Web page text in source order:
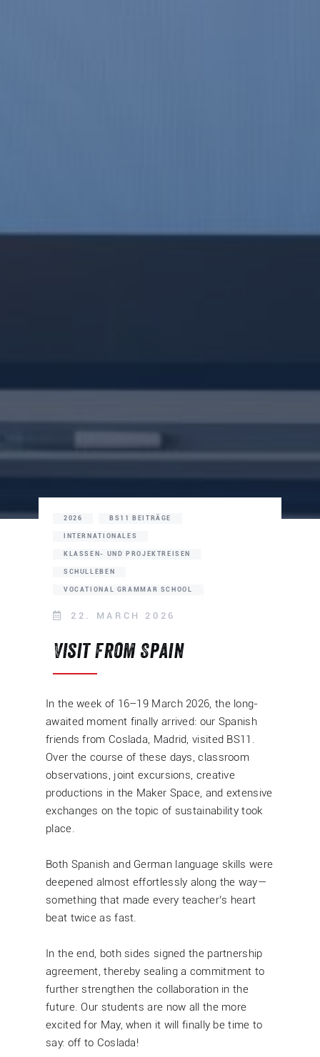
2026 BS11 BEITRÄGE
INTERNATIONALES
KLASSEN- UND PROJEKTREISEN
SCHULLEBEN
VOCATIONAL GRAMMAR SCHOOL
22. MARCH 2026
Visit from Spain
In the week of 16–19 March 2026, the long-
awaited moment finally arrived: our Spanish
friends from Coslada, Madrid, visited BS11.
Over the course of these days, classroom
observations, joint excursions, creative
productions in the Maker Space, and extensive
exchanges on the topic of sustainability took
place.
Both Spanish and German language skills were
deepened almost effortlessly along the way—
something that made every teacher’s heart
beat twice as fast.
In the end, both sides signed the partnership
agreement, thereby sealing a commitment to
further strengthen the collaboration in the
future. Our students are now all the more
excited for May, when it will finally be time to
say: off to Coslada!